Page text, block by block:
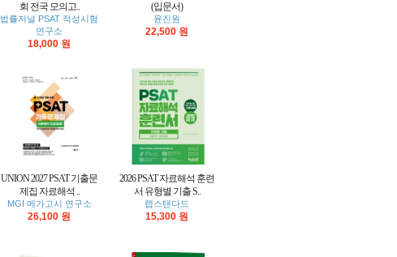
회 전국 모의고..
법률저널 PSAT 적성시험
연구소
18,000 원
(입문서)
윤진원
22,500 원
UNION 2027 PSAT 기출문
제집 자료해석 ..
MGI 메가고시 연구소
26,100 원
2026 PSAT 자료해석 훈련
서 유형별 기출 S..
랩스탠다드
15,300 원